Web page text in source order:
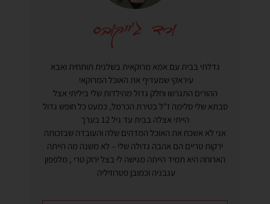
גדלתי בבית עם אמא מרוקאית בשלנית תותחית ואבא
עיראקי שמעדיף את האוכל המרוקאי
ההורים התגרשו וחלק גדול מהילדות שלי ביליתי אצל
סבתא שלי סלימה ז"ל בטירת הכרמל, כמעט כל חופש גדול
הייתי אצלה בבית עד גיל 12 בערך
אני לא אשכח את האוכל המדהים שלה והעובדה שבזכותה
ירקות טריים הם אהבה גדולה שלי – לא משנה מה הייתה
הארוחה היא תמיד הייתה מגישה לי בצל ירוק טרי , מלפפון
עגבניה וכמובן פטרוזיליה